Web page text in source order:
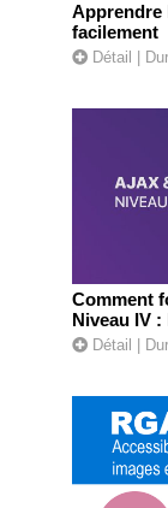
Apprendre
facilement
Détail |
Comment
Niveau IV
Détail |